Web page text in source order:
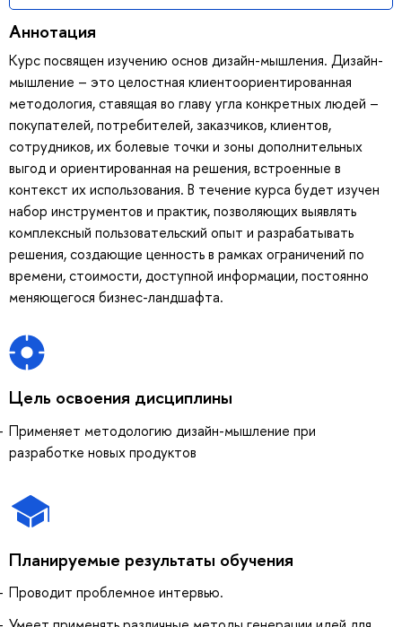
Аннотация
Курс посвящен изучению основ дизайн-мышления. Дизайн-
мышление – это целостная клиентоориентированная
методология, ставящая во главу угла конкретных людей –
покупателей, потребителей, заказчиков, клиентов,
сотрудников, их болевые точки и зоны дополнительных
выгод и ориентированная на решения, встроенные в
контекст их использования. В течение курса будет изучен
набор инструментов и практик, позволяющих выявлять
комплексный пользовательский опыт и разрабатывать
решения, создающие ценность в рамках ограничений по
времени, стоимости, доступной информации, постоянно
меняющегося бизнес-ландшафта.
Цель освоения дисциплины
Применяет методологию дизайн-мышление при
разработке новых продуктов
Планируемые результаты обучения
Проводит проблемное интервью.